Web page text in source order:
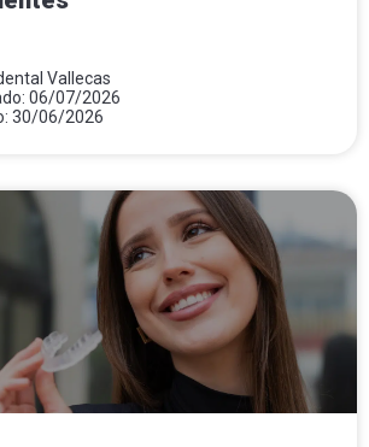
Vallecas
06/07/2026
30/06/2026